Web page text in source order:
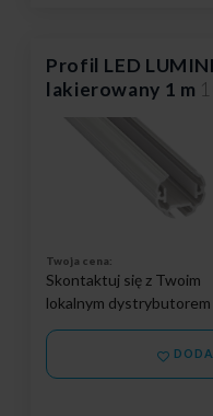
Profil LED
lakierowany 1 m
Twoja cena:
Skontaktuj się z Twoim
lokalnym dystrybutorem